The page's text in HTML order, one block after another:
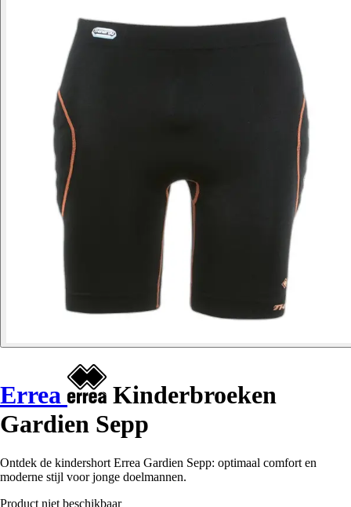
Errea
Kinderbroeken
Gardien Sepp
Ontdek de kindershort Errea Gardien Sepp: optimaal comfort en
moderne stijl voor jonge doelmannen.
Product niet beschikbaar